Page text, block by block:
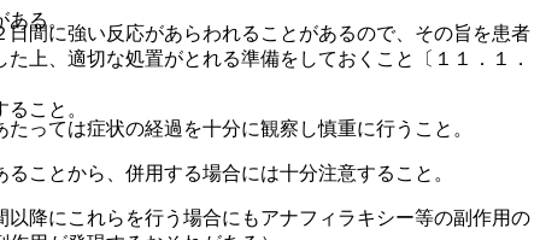
間に強い反応があらわれることがあるので、その旨を患者
上、適切な処置がとれる準備をしておくこと〔１１．１．
っては症状の経過を十分に観察し慎重に行うこと。
ことから、併用する場合には十分注意すること。
降にこれらを行う場合にもアナフィラキシー等の副作用の
る。
こと。